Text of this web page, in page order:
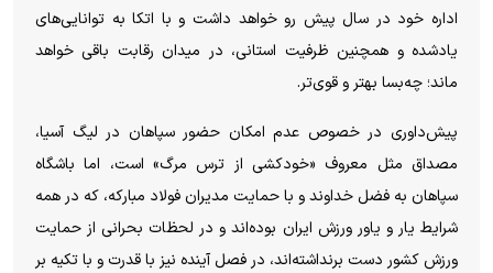
اداره خود در سال پیش رو خواهد داشت و با اتکا به توانایی‌های
یادشده و همچنین ظرفیت استانی، در میدان رقابت باقی خواهد
ماند؛ چه‌بسا بهتر و قوی‌تر.
پیش‌داوری در خصوص عدم امکان حضور سپاهان در لیگ آسیا،
مصداق مثل معروف «خودکشی از ترس مرگ» است، اما باشگاه
سپاهان به فضل خداوند و با حمایت مدیران فولاد مبارکه، که در همه
شرایط یار و یاور ورزش ایران بوده‌اند و در لحظات بحرانی از حمایت
ورزش کشور دست برنداشته‌اند، در فصل آینده نیز با قدرت و با تکیه بر